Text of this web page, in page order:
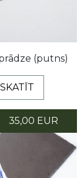
(putns)
SKATĪT
35,00 EUR